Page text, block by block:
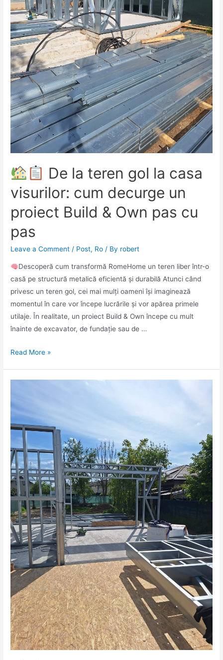
De la teren gol la casa
visurilor: cum decurge un
proiect Build & Own pas cu
pas
Leave a Comment / Post, Ro / By robert
Descoperă cum transformă RomeHome un teren liber într-o
casă pe structură metalică eficientă și durabilă Atunci când
privesc un teren gol, cei mai mulți oameni își imaginează
momentul în care vor începe lucrările și vor apărea primele
utilaje. În realitate, un proiect Build & Own începe cu mult
înainte de excavator, de fundație sau de …
Read More »